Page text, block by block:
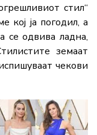
стил“
кој ја погодил, а
се одвива ладна,
земаат
чекови